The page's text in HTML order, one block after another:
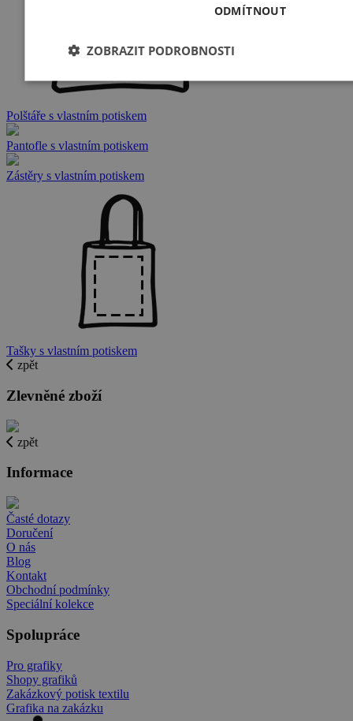
Polštáře s vlastním potiskem
Pantofle s vlastním potiskem
Zástěry s vlastním potiskem
Tašky s vlastním potiskem
zpět
Zlevněné zboží
zpět
Informace
Časté dotazy
Doručení
O nás
Blog
Kontakt
Obchodní podmínky
Speciální kolekce
Spolupráce
Pro grafiky
Shopy grafiků
Zakázkový potisk textilu
Grafika na zakázku
ODMÍTNOUT
ZOBRAZIT PODROBNOSTI